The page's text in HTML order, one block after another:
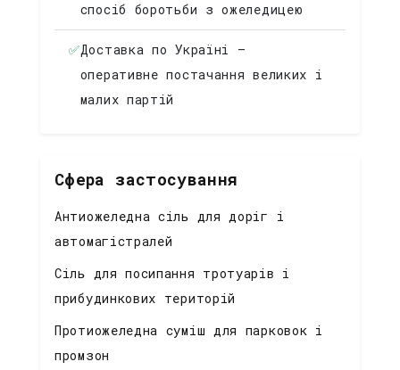
спосіб боротьби з ожеледицею
✅Доставка по Україні —
оперативне постачання великих і
малих партій
Сфера застосування
Антиожеледна сіль для доріг і
автомагістралей
Сіль для посипання тротуарів і
прибудинкових територій
Протиожеледна суміш для парковок і
промзон